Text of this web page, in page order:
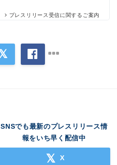
プレスリリース受信に関するご案内
SNSでも最新のプレスリリース情
報をいち早く配信中
X